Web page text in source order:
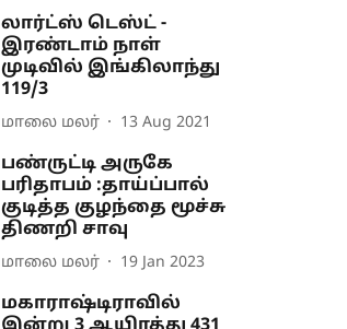
லார்ட்ஸ் டெஸ்ட் -
இரண்டாம் நாள்
முடிவில் இங்கிலாந்து
119/3
மாலை மலர் 13 Aug 2021
பண்ருட்டி அருகே
பரிதாபம் :தாய்ப்பால்
குடித்த குழந்தை மூச்சு
திணறி சாவு
மாலை மலர் 19 Jan 2023
மகாராஷ்டிராவில்